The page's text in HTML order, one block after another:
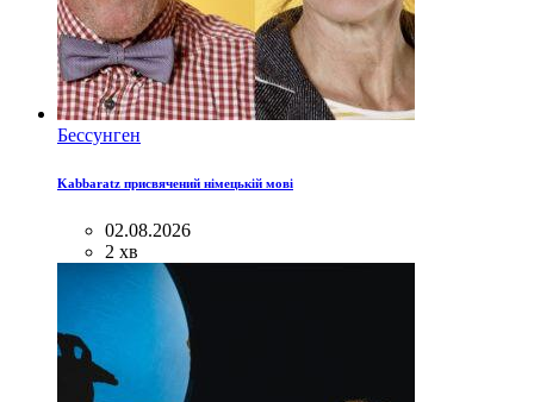
Бессунген
Kabbaratz присвячений німецькій мові
02.08.2026
2 хв